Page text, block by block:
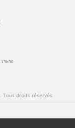
13h30
Tous droits réservés